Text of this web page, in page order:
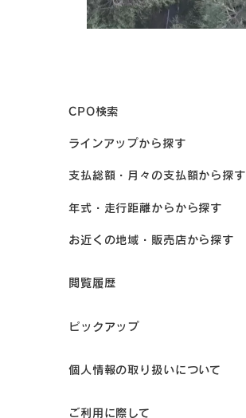
CPO検索
ラインアップから探す
支払総額・月々の支払額から探す
年式・走行距離からから探す
お近くの地域・販売店から探す
閲覧履歴
ピックアップ
個人情報の取り扱いについて
ご利用に際して